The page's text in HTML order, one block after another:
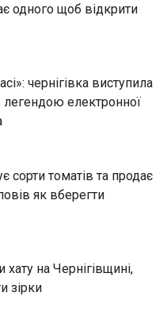
одного щоб відкрити
чернігівка виступила
легендою електронної
сорти томатів та продає
як вберегти
на Чернігівщині,
зірки